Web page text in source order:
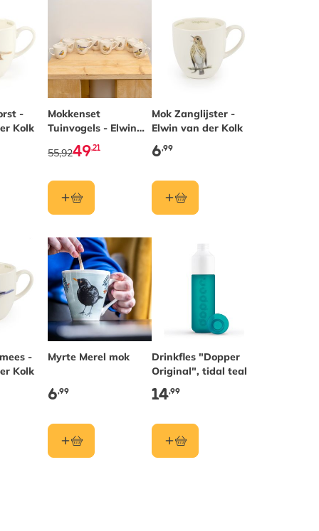
-
Kolk
Mokkenset
Tuinvogels - Elwin
van der Kolk
The price depends on the options chosen on the
55,9249,21
Mok Zanglijster -
Elwin van der Kolk
6,99
-
Kolk
Myrte Merel mok
6,99
Drinkfles "Dopper
Original", tidal teal
14,99